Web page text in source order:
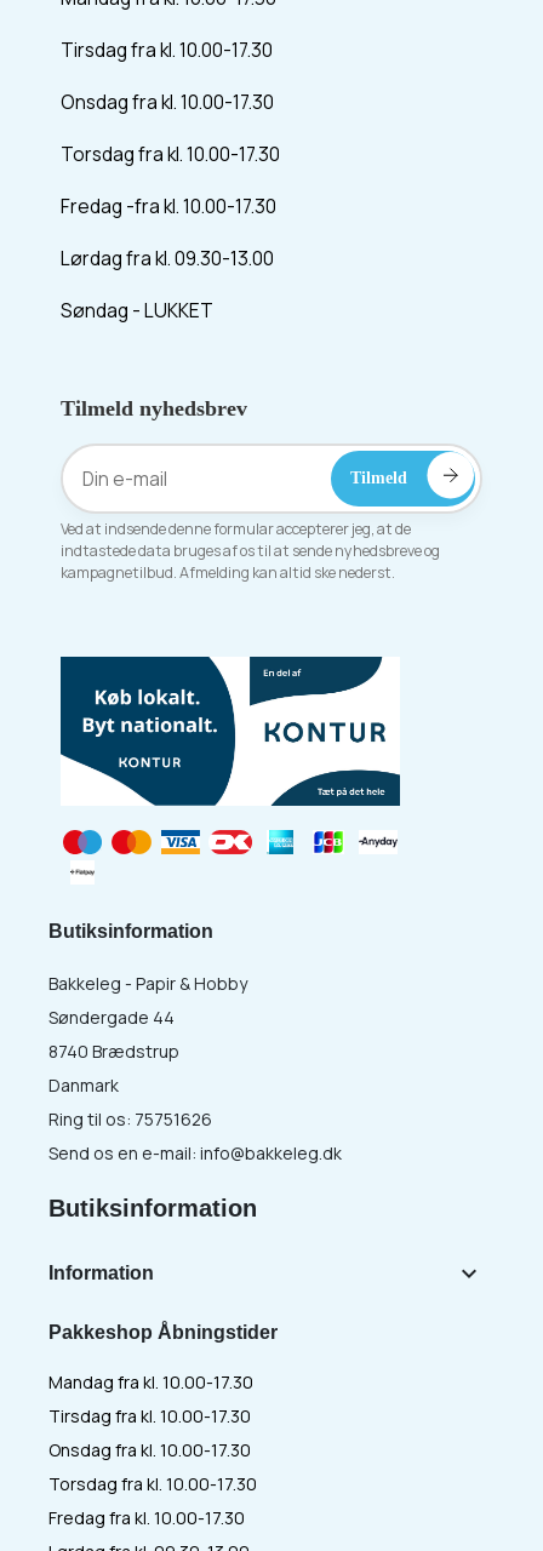
Tirsdag fra kl. 10.00-17.30
Onsdag fra kl. 10.00-17.30
Torsdag fra kl. 10.00-17.30
Fredag -fra kl. 10.00-17.30
Lørdag fra kl. 09.30-13.00
Søndag - LUKKET
Tilmeld nyhedsbrev
Ved at indsende denne formular accepterer jeg, at de
indtastede data bruges af os til at sende nyhedsbreve og
kampagnetilbud. Afmelding kan altid ske nederst.
Pakkeshop Åbningstider
Mandag fra kl. 10.00-17.30
Tirsdag fra kl. 10.00-17.30
Onsdag fra kl. 10.00-17.30
Torsdag fra kl. 10.00-17.30
Fredag fra kl. 10.00-17.30
Butiksinformation
Bakkeleg - Papir & Hobby
Søndergade 44
8740 Brædstrup
Danmark
Ring til os: 75751626
Send os en e-mail: info@bakkeleg.dk
Butiksinformation
Information 